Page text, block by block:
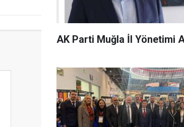
AK Parti Muğla İl Yönetimi